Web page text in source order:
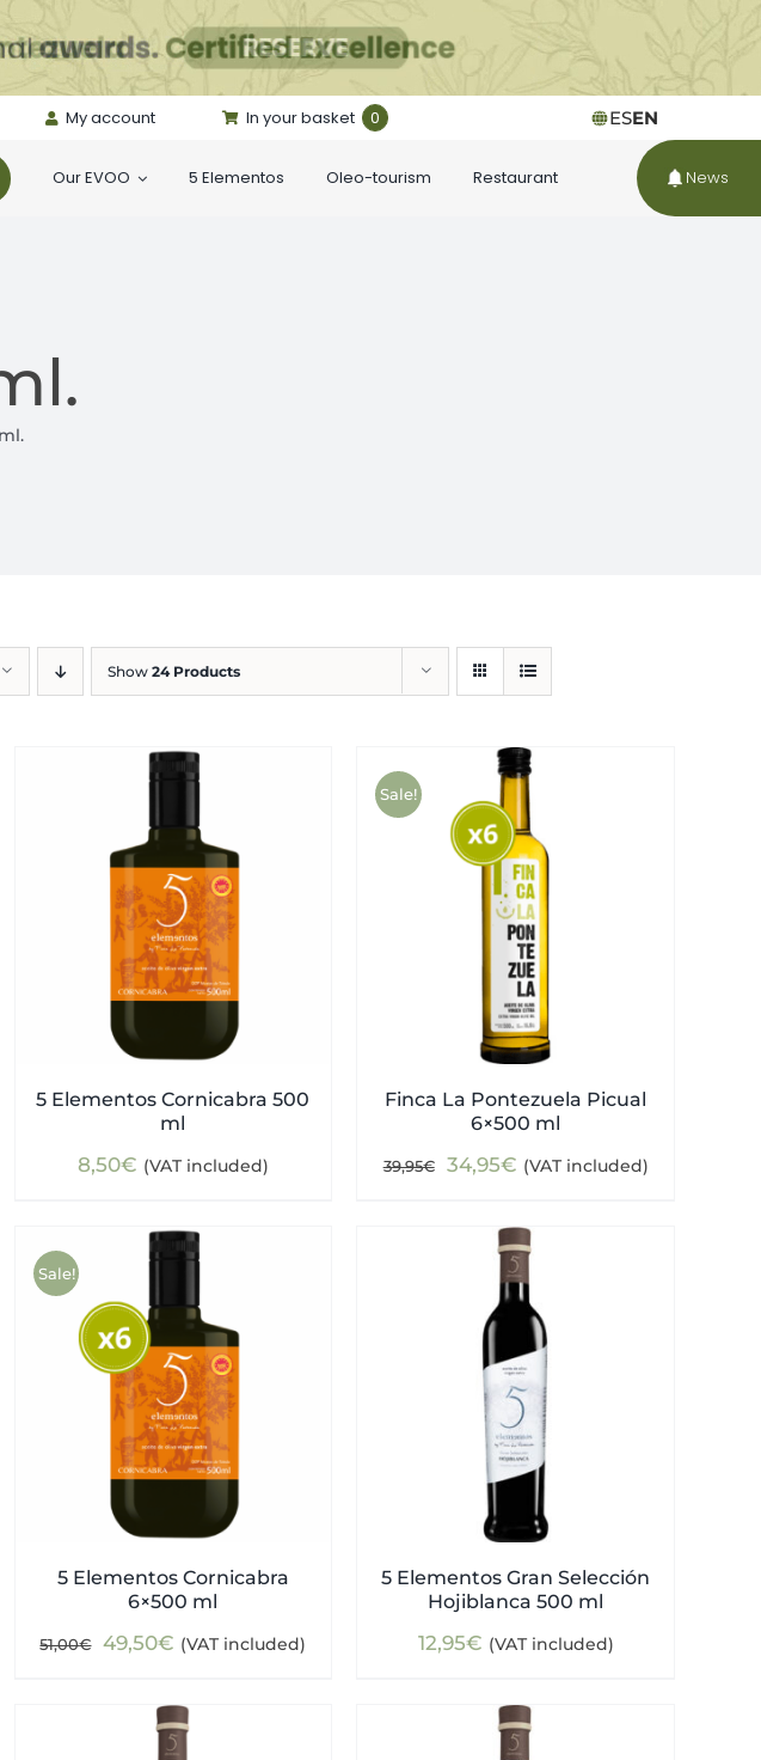
My account In your basket 0 ESEN
Our EVOO 5 Elementos Oleo-tourism Restaurant News
Show 24 Products
5 Elementos Cornicabra 500
ml
8,50€ (VAT included)
Sale!
Finca La Pontezuela Picual
6×500 ml
39,95€
Original
39,95€.
34,95€Current
is:
34,95€.
(VAT included)
Sale!
5 Elementos Cornicabra
6×500 ml
51,00€ Original
51,00€.
49,50€ Current
is:
49,50€.
(VAT included)
5 Elementos Gran Selección
Hojiblanca 500 ml
12,95€ (VAT included)